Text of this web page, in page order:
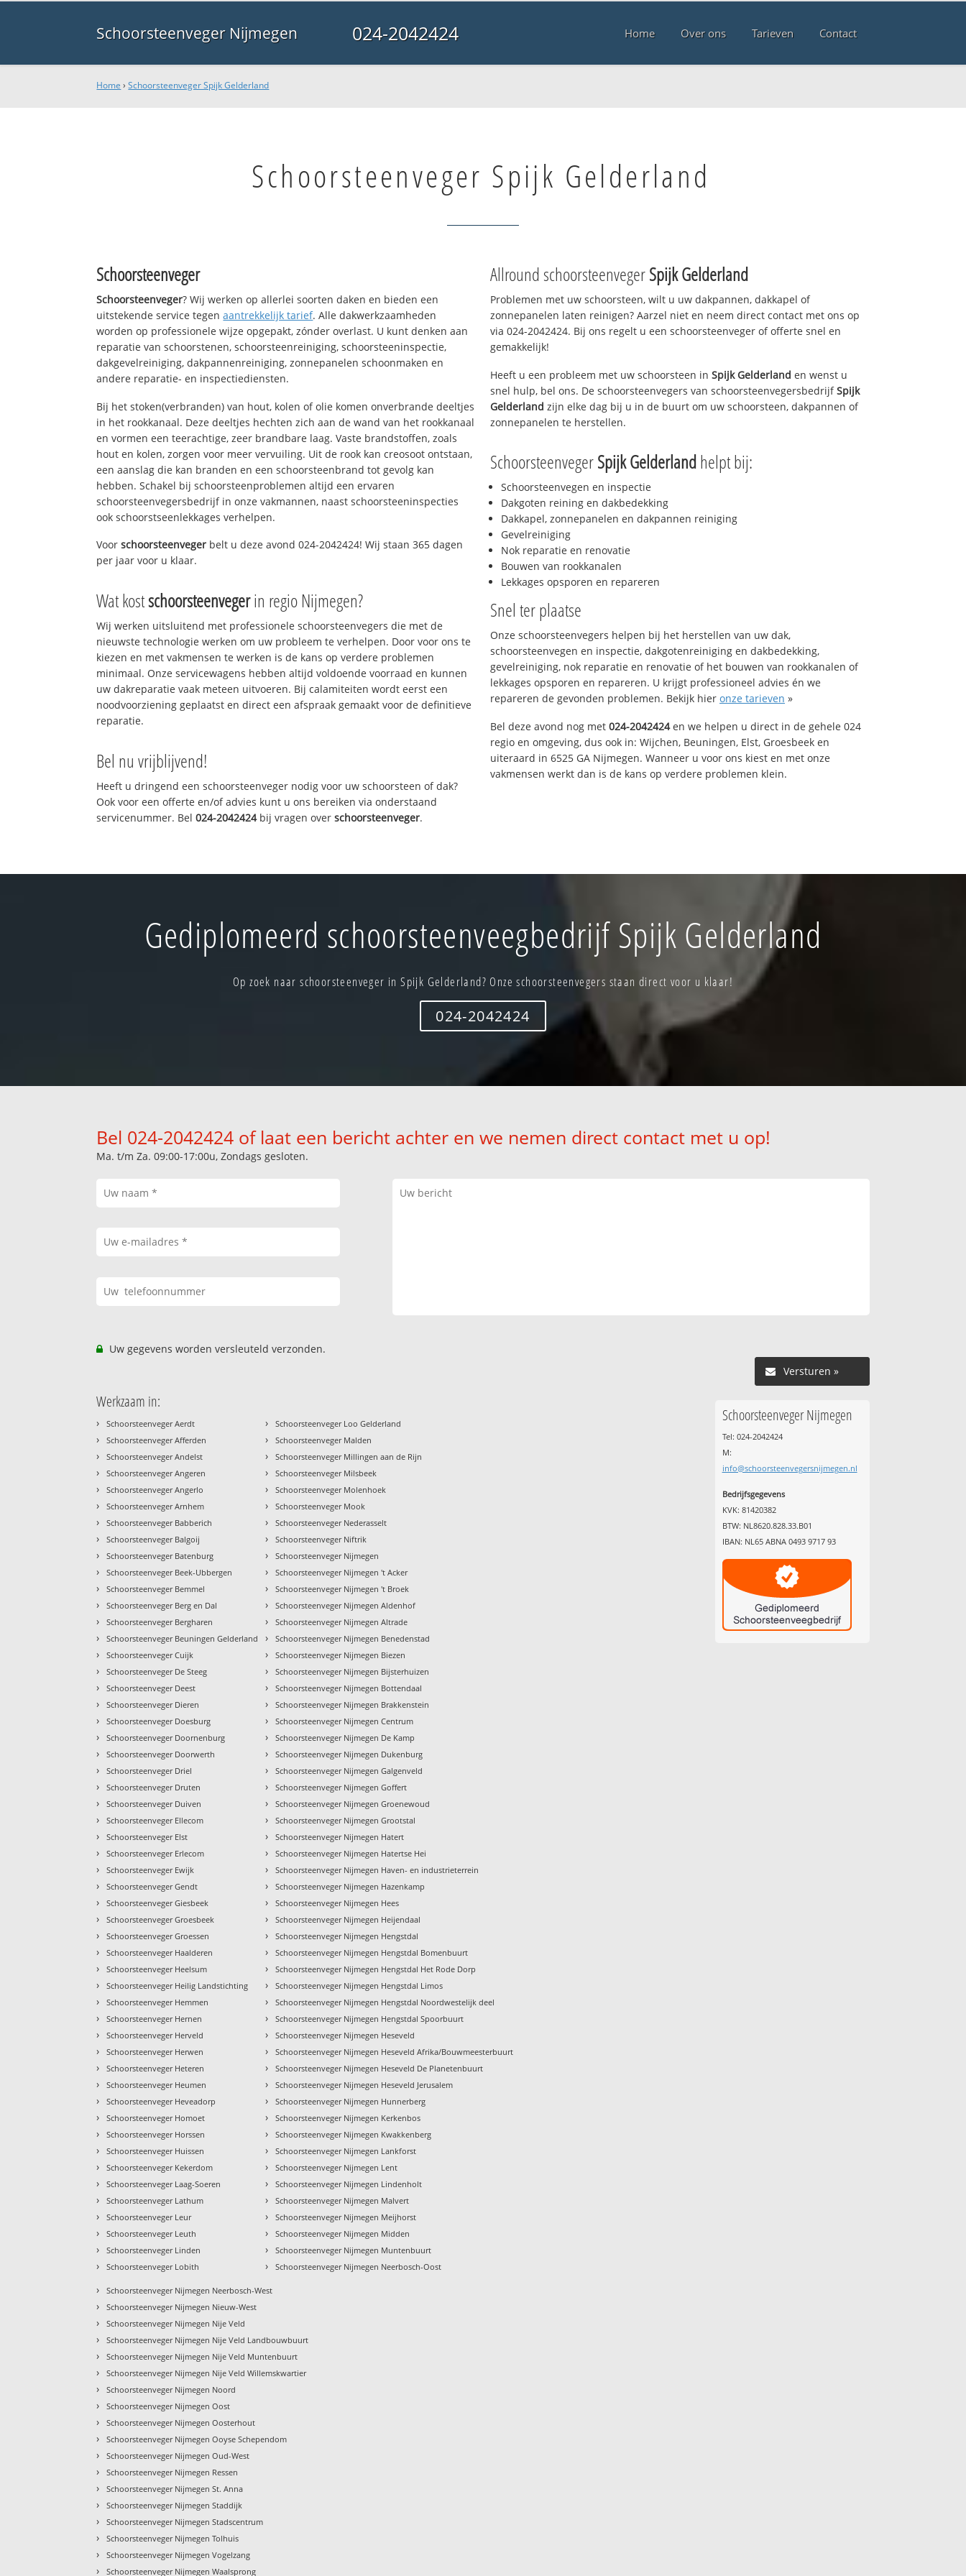
Schoorsteenveger Nijmegen 024-2042424 Home Over ons Tarieven Contact
Home ›Schoorsteenveger Spijk Gelderland
Schoorsteenveger Spijk Gelderland
Schoorsteenveger
Schoorsteenveger? Wij werken op allerlei soorten daken en bieden een
uitstekende service tegenaantrekkelijk tarief. Alle dakwerkzaamheden
worden op professionele wijze opgepakt, zónder overlast. U kunt denken aan
reparatie van schoorstenen, schoorsteenreiniging, schoorsteeninspectie,
dakgevelreiniging, dakpannenreiniging, zonnepanelen schoonmaken en
andere reparatie- en inspectiediensten.
Bij het stoken(verbranden) van hout, kolen of olie komen onverbrande deeltjes
in het rookkanaal. Deze deeltjes hechten zich aan de wand van het rookkanaal
en vormen een teerachtige, zeer brandbare laag. Vaste brandstoffen, zoals
hout en kolen, zorgen voor meer vervuiling. Uit de rook kan creosoot ontstaan,
een aanslag die kan branden en een schoorsteenbrand tot gevolg kan
hebben. Schakel bij schoorsteenproblemen altijd een ervaren
schoorsteenvegersbedrijf in onze vakmannen, naast schoorsteeninspecties
ook schoorstseenlekkages verhelpen.
Voorschoorsteenveger belt u deze avond 024-2042424! Wij staan 365 dagen
per jaar voor u klaar.
Wat kostschoorsteenvegerin regio Nijmegen?
Wij werken uitsluitend met professionele schoorsteenvegers die met de
nieuwste technologie werken om uw probleem te verhelpen. Door voor ons te
kiezen en met vakmensen te werken is de kans op verdere problemen
minimaal. Onze servicewagens hebben altijd voldoende voorraad en kunnen
uw dakreparatie vaak meteen uitvoeren. Bij calamiteiten wordt eerst een
noodvoorziening geplaatst en direct een afspraak gemaakt voor de definitieve
reparatie.
Bel nu vrijblijvend!
Heeft u dringend een schoorsteenveger nodig voor uw schoorsteen of dak?
Ook voor een offerte en/of advies kunt u ons bereiken via onderstaand
servicenummer. Bel024-2042424bij vragen overschoorsteenveger.
Allround schoorsteenvegerSpijk Gelderland
Problemen met uw schoorsteen, wilt u uw dakpannen, dakkapel of
zonnepanelen laten reinigen? Aarzel niet en neem direct contact met ons op
via 024-2042424. Bij ons regelt u een schoorsteenveger of offerte snel en
gemakkelijk!
Heeft u een probleem met uw schoorsteen in Spijk Gelderland en wenst u
snel hulp, bel ons. De schoorsteenvegers van schoorsteenvegersbedrijfSpijk
Gelderland zijn elke dag bij u in de buurt om uw schoorsteen, dakpannen of
zonnepanelen te herstellen.
SchoorsteenvegerSpijk Gelderlandhelpt bij:
Schoorsteenvegen en inspectie
Dakgoten reining en dakbedekking
Dakkapel, zonnepanelen en dakpannen reiniging
Gevelreiniging
Nok reparatie en renovatie
Bouwen van rookkanalen
Lekkages opsporen en repareren
Snel ter plaatse
Onze schoorsteenvegers helpen bij het herstellen van uw dak,
schoorsteenvegen en inspectie, dakgotenreiniging en dakbedekking,
gevelreiniging, nok reparatie en renovatie of het bouwen van rookkanalen of
lekkages opsporen en repareren. U krijgt professioneel advies én we
repareren de gevonden problemen. Bekijk hier onze tarieven »
Bel deze avond nog met 024-2042424en we helpen u direct in de gehele 024
regio en omgeving, dus ook in: Wijchen, Beuningen, Elst, Groesbeek en
uiteraard in 6525 GA Nijmegen. Wanneer u voor ons kiest en met onze
vakmensen werkt dan is de kans op verdere problemen klein.
Gediplomeerd schoorsteenveegbedrijf Spijk Gelderland
Op zoek naar schoorsteenveger in Spijk Gelderland? Onze schoorsteenvegers staan direct voor u klaar!
024-2042424
Bel 024-2042424 of laat een bericht achter en we nemen direct contact met u op!
Ma. t/m Za. 09:00-17:00u, Zondags gesloten.
Uw gegevens worden versleuteld verzonden.
Versturen »
Werkzaam in:
› Schoorsteenveger Aerdt
› Schoorsteenveger Afferden
› Schoorsteenveger Andelst
› Schoorsteenveger Angeren
› Schoorsteenveger Angerlo
› Schoorsteenveger Arnhem
› Schoorsteenveger Babberich
› Schoorsteenveger Balgoij
› Schoorsteenveger Batenburg
› Schoorsteenveger Beek-Ubbergen
› Schoorsteenveger Bemmel
› Schoorsteenveger Berg en Dal
› Schoorsteenveger Bergharen
› Schoorsteenveger Beuningen Gelderland
› Schoorsteenveger Cuijk
› Schoorsteenveger De Steeg
› Schoorsteenveger Deest
› Schoorsteenveger Dieren
› Schoorsteenveger Doesburg
› Schoorsteenveger Doornenburg
› Schoorsteenveger Doorwerth
› Schoorsteenveger Driel
› Schoorsteenveger Druten
› Schoorsteenveger Duiven
› Schoorsteenveger Ellecom
› Schoorsteenveger Elst
› Schoorsteenveger Erlecom
› Schoorsteenveger Ewijk
› Schoorsteenveger Gendt
› Schoorsteenveger Giesbeek
› Schoorsteenveger Groesbeek
› Schoorsteenveger Groessen
› Schoorsteenveger Haalderen
› Schoorsteenveger Heelsum
› Schoorsteenveger Heilig Landstichting
› Schoorsteenveger Hemmen
› Schoorsteenveger Hernen
› Schoorsteenveger Herveld
› Schoorsteenveger Herwen
› Schoorsteenveger Heteren
› Schoorsteenveger Heumen
› Schoorsteenveger Heveadorp
› Schoorsteenveger Homoet
› Schoorsteenveger Horssen
› Schoorsteenveger Huissen
› Schoorsteenveger Kekerdom
› Schoorsteenveger Laag-Soeren
› Schoorsteenveger Lathum
› Schoorsteenveger Leur
› Schoorsteenveger Leuth
› Schoorsteenveger Linden
› Schoorsteenveger Lobith
› Schoorsteenveger Loo Gelderland
› Schoorsteenveger Malden
› Schoorsteenveger Millingen aan de Rijn
› Schoorsteenveger Milsbeek
› Schoorsteenveger Molenhoek
› Schoorsteenveger Mook
› Schoorsteenveger Nederasselt
› Schoorsteenveger Niftrik
› Schoorsteenveger Nijmegen
› Schoorsteenveger Nijmegen 't Acker
› Schoorsteenveger Nijmegen 't Broek
› Schoorsteenveger Nijmegen Aldenhof
› Schoorsteenveger Nijmegen Altrade
› Schoorsteenveger Nijmegen Benedenstad
› Schoorsteenveger Nijmegen Biezen
› Schoorsteenveger Nijmegen Bijsterhuizen
› Schoorsteenveger Nijmegen Bottendaal
› Schoorsteenveger Nijmegen Brakkenstein
› Schoorsteenveger Nijmegen Centrum
› Schoorsteenveger Nijmegen De Kamp
› Schoorsteenveger Nijmegen Dukenburg
› Schoorsteenveger Nijmegen Galgenveld
› Schoorsteenveger Nijmegen Goffert
› Schoorsteenveger Nijmegen Groenewoud
› Schoorsteenveger Nijmegen Grootstal
› Schoorsteenveger Nijmegen Hatert
› Schoorsteenveger Nijmegen Hatertse Hei
› Schoorsteenveger Nijmegen Haven- en industrieterrein
› Schoorsteenveger Nijmegen Hazenkamp
› Schoorsteenveger Nijmegen Hees
› Schoorsteenveger Nijmegen Heijendaal
› Schoorsteenveger Nijmegen Hengstdal
› Schoorsteenveger Nijmegen Hengstdal Bomenbuurt
› Schoorsteenveger Nijmegen Hengstdal Het Rode Dorp
› Schoorsteenveger Nijmegen Hengstdal Limos
› Schoorsteenveger Nijmegen Hengstdal Noordwestelijk deel
› Schoorsteenveger Nijmegen Hengstdal Spoorbuurt
› Schoorsteenveger Nijmegen Heseveld
› Schoorsteenveger Nijmegen Heseveld Afrika/Bouwmeesterbuurt
› Schoorsteenveger Nijmegen Heseveld De Planetenbuurt
› Schoorsteenveger Nijmegen Heseveld Jerusalem
› Schoorsteenveger Nijmegen Hunnerberg
› Schoorsteenveger Nijmegen Kerkenbos
› Schoorsteenveger Nijmegen Kwakkenberg
› Schoorsteenveger Nijmegen Lankforst
› Schoorsteenveger Nijmegen Lent
› Schoorsteenveger Nijmegen Lindenholt
› Schoorsteenveger Nijmegen Malvert
› Schoorsteenveger Nijmegen Meijhorst
› Schoorsteenveger Nijmegen Midden
› Schoorsteenveger Nijmegen Muntenbuurt
› Schoorsteenveger Nijmegen Neerbosch-Oost
› Schoorsteenveger Nijmegen Neerbosch-West
› Schoorsteenveger Nijmegen Nieuw-West
› Schoorsteenveger Nijmegen Nije Veld
› Schoorsteenveger Nijmegen Nije Veld Landbouwbuurt
› Schoorsteenveger Nijmegen Nije Veld Muntenbuurt
› Schoorsteenveger Nijmegen Nije Veld Willemskwartier
› Schoorsteenveger Nijmegen Noord
› Schoorsteenveger Nijmegen Oost
› Schoorsteenveger Nijmegen Oosterhout
› Schoorsteenveger Nijmegen Ooyse Schependom
› Schoorsteenveger Nijmegen Oud-West
› Schoorsteenveger Nijmegen Ressen
› Schoorsteenveger Nijmegen St. Anna
› Schoorsteenveger Nijmegen Staddijk
› Schoorsteenveger Nijmegen Stadscentrum
› Schoorsteenveger Nijmegen Tolhuis
› Schoorsteenveger Nijmegen Vogelzang
› Schoorsteenveger Nijmegen Waalsprong
Schoorsteenveger Nijmegen
Tel: 024-2042424
M:
info@schoorsteenvegersnijmegen.nl
Bedrijfsgegevens
KVK: 81420382
BTW: NL8620.828.33.B01
IBAN: NL65 ABNA 0493 9717 93